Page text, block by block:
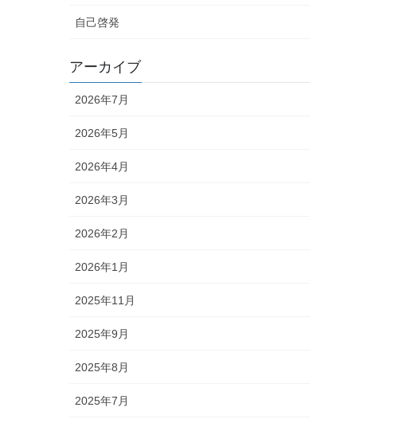
自己啓発
アーカイブ
2026年7月
2026年5月
2026年4月
2026年3月
2026年2月
2026年1月
2025年11月
2025年9月
2025年8月
2025年7月